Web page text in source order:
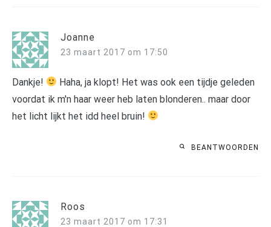
Joanne
23 maart 2017 om 17:50
Dankje!
Haha, ja klopt! Het was ook een tijdje geleden
voordat ik m'n haar weer heb laten blonderen.. maar door
het licht lijkt het idd heel bruin!
BEANTWOORDEN
Roos
23 maart 2017 om 17:31